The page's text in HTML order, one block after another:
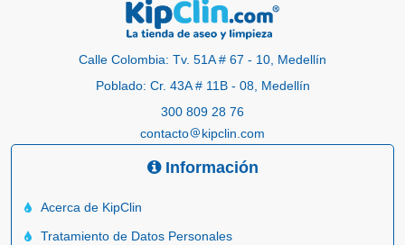
Calle Colombia: Tv. 51A # 67 - 10, Medellín
Poblado: Cr. 43A # 11B - 08, Medellín
300 809 28 76
contacto
kipclin.com
Información
Acerca de KipClin
Tratamiento de Datos Personales